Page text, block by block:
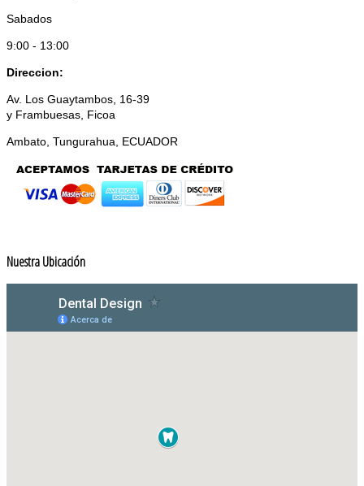
Sabados
9:00 - 13:00
Direccion:
Av. Los Guaytambos, 16-39
y Frambuesas, Ficoa
Ambato, Tungurahua, ECUADOR
Nuestra Ubicación